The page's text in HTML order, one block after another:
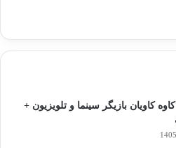
کاویان بازیگر سینما و تلویزیون +